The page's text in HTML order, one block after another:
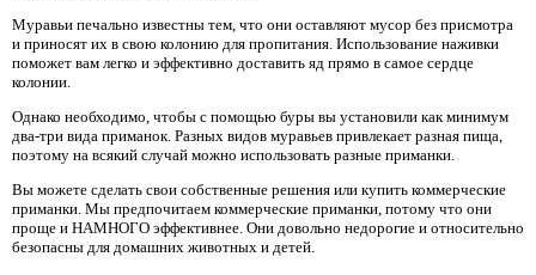
Муравьи печально известны тем, что они оставляют мусор без присмотра
и приносят их в свою колонию для пропитания. Использование наживки
поможет вам легко и эффективно доставить яд прямо в самое сердце
колонии.
Однако необходимо, чтобы с помощью буры вы установили как минимум
два-три вида приманок. Разных видов муравьев привлекает разная пища,
поэтому на всякий случай можно использовать разные приманки.
Вы можете сделать свои собственные решения или купить коммерческие
приманки. Мы предпочитаем коммерческие приманки, потому что они
проще и НАМНОГО эффективнее. Они довольно недорогие и относительно
безопасны для домашних животных и детей.